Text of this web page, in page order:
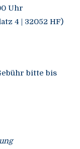
Uhr
4 | 32052 HF)
bitte bis